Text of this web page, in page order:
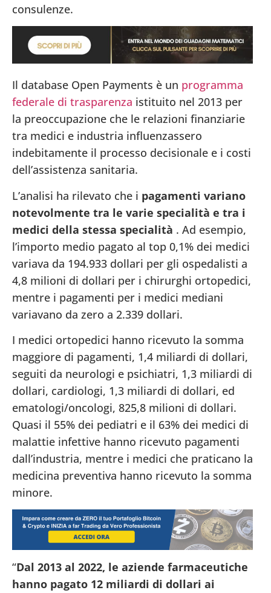
consulenze.
Il database Open Payments è un programma
federale di trasparenza istituito nel 2013 per
la preoccupazione che le relazioni finanziarie
tra medici e industria influenzassero
indebitamente il processo decisionale e i costi
dell’assistenza sanitaria.
L’analisi ha rilevato che i pagamenti variano
notevolmente tra le varie specialità e tra i
medici della stessa specialità . Ad esempio,
l’importo medio pagato al top 0,1% dei medici
variava da 194.933 dollari per gli ospedalisti a
4,8 milioni di dollari per i chirurghi ortopedici,
mentre i pagamenti per i medici mediani
variavano da zero a 2.339 dollari.
I medici ortopedici hanno ricevuto la somma
maggiore di pagamenti, 1,4 miliardi di dollari,
seguiti da neurologi e psichiatri, 1,3 miliardi di
dollari, cardiologi, 1,3 miliardi di dollari, ed
ematologi/oncologi, 825,8 milioni di dollari.
Quasi il 55% dei pediatri e il 63% dei medici di
malattie infettive hanno ricevuto pagamenti
dall’industria, mentre i medici che praticano la
medicina preventiva hanno ricevuto la somma
minore.
“Dal 2013 al 2022, le aziende farmaceutiche
hanno pagato 12 miliardi di dollari ai